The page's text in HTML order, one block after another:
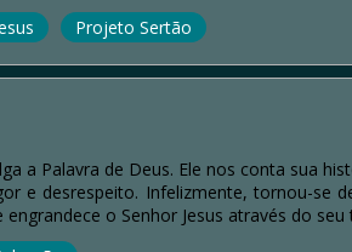
Projeto Sertão
a Palavra de Deus. Ele nos conta sua
e desrespeito. Infelizmente, tornou-se
o Senhor Jesus através do seu